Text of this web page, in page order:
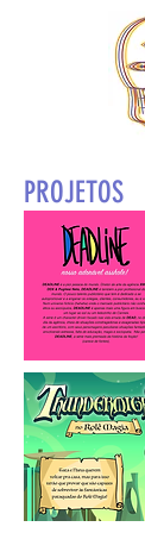
PROJETOS